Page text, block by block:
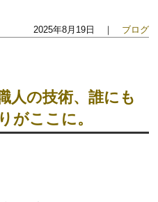
2025年8月19日 ｜ ブログ
人の技術、誰にも
がここに。